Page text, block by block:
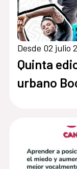
Desde 02 julio
Quinta
urbano